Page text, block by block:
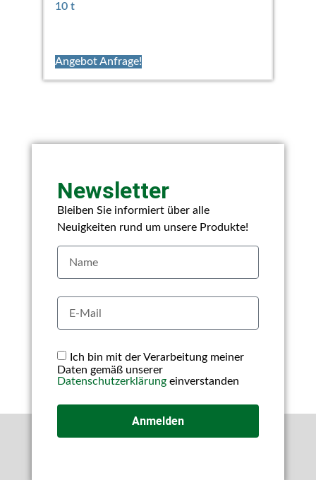
10 t
Angebot Anfrage!
Newsletter
Bleiben Sie informiert über alle
Neuigkeiten rund um unsere Produkte!
Ich bin mit der Verarbeitung meiner
Daten gemäß unserer
Datenschutzerklärungeinverstanden
Anmelden